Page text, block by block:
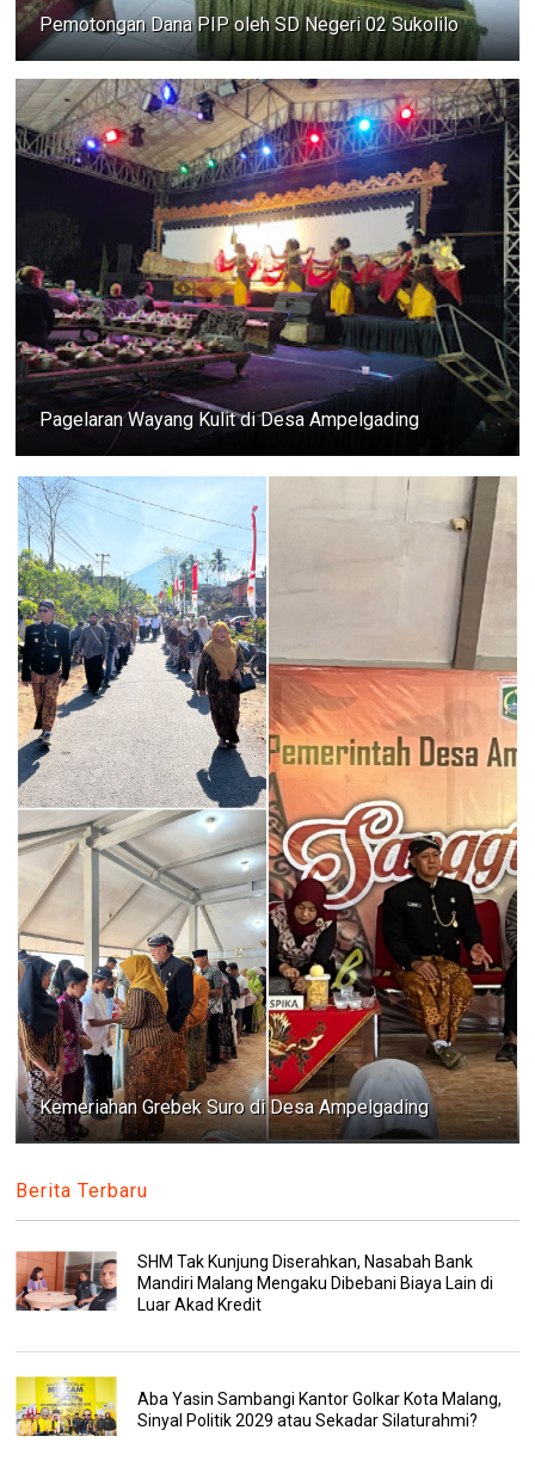
Pemotongan Dana PIP oleh SD Negeri 02 Sukolilo
Pagelaran Wayang Kulit di Desa Ampelgading
Kemeriahan Grebek Suro di Desa Ampelgading
Berita Terbaru
SHM Tak Kunjung Diserahkan, Nasabah Bank
Mandiri Malang Mengaku Dibebani Biaya Lain di
Luar Akad Kredit
Aba Yasin Sambangi Kantor Golkar Kota Malang,
Sinyal Politik 2029 atau Sekadar Silaturahmi?